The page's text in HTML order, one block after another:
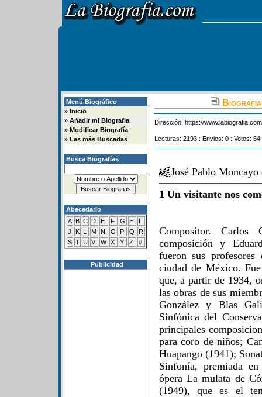
Menú Biográfico
» Inicio
» Añadir mi Biografia
» Modificar Biografía
» Las más Buscadas
Busca Biografías
Abecedario
A B C D E F G H
I
J
K L M N O P Q
R
S T U V W X Y Z #
Publicidad
Dirección: https://
Lecturas: 2193 : Envios: 0 : Votos:
José Pablo
1 Un visitante nos
Compositor. Carlos
composición y
fueron sus
ciudad de México.
que, a partir de 1934,
las obras de sus
González y Blas
Sinfónica del
principales
para coro de niños;
Huapango (1941);
Sinfonía, premiada
ópera La mulata de
(1949), que es el